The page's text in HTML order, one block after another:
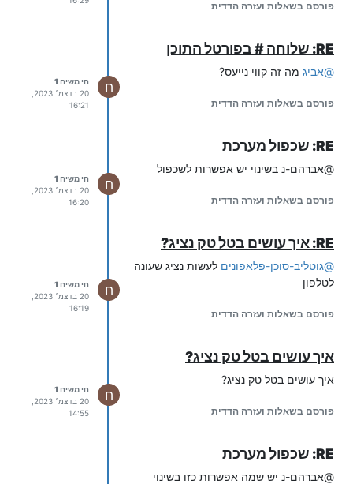
פורסם בשאלות ועזרה הדדית
RE: שלוחה # בפורטל התוכן
@אביג מה זה קווי נייעס?
פורסם בשאלות ועזרה הדדית
ח
חי משיח 1
16:21
RE: שכפול מערכת
@אברהם-נ בשינוי יש אפשרות לשכפול
פורסם בשאלות ועזרה הדדית
ח
חי משיח 1
16:20
RE: איך עושים בטל טק נציג?
@גוטליב-סוכן-פלאפונים לעשות נציג שעונה
לטלפון
פורסם בשאלות ועזרה הדדית
ח
חי משיח 1
16:19
איך עושים בטל טק נציג?
איך עושים בטל טק נציג?
פורסם בשאלות ועזרה הדדית
ח
חי משיח 1
14:55
RE: שכפול מערכת
@אברהם-נ יש שמה אפשרות כזו בשינוי